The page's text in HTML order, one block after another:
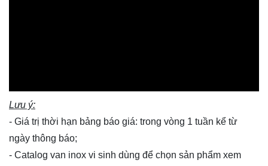
Lưu ý:
- Giá trị thời hạn bảng báo giá: trong vòng 1 tuần kể từ
ngày thông báo;
- Catalog van inox vi sinh dùng để chọn sản phẩm xem